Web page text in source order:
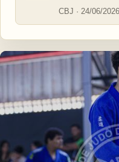
CBJ · 24/06/2026